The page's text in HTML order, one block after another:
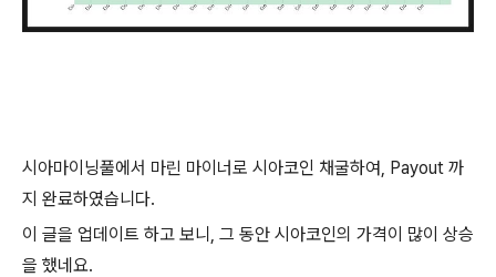
시아마이닝풀에서 마린 마이너로 시아코인 채굴하여, Payout 까
지 완료하였습니다.
이 글을 업데이트 하고 보니, 그 동안 시아코인의 가격이 많이 상승
을 했네요.